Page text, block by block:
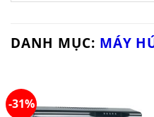
DANH MỤC: MÁY
-31%